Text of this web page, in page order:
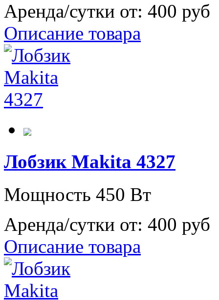
Аренда/сутки от: 400 руб
Описание товара
Лобзик Makita 4327
Мощность 450 Вт
Аренда/сутки от: 400 руб
Описание товара